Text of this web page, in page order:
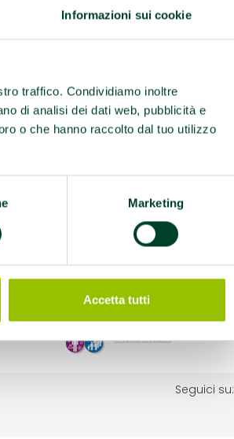
Informazioni sui cookie
traffico. Condividiamo inoltre
di analisi dei dati web, pubblicità e
o che hanno raccolto dal tuo utilizzo
Marketing
Accetta tutti
Seguici su: